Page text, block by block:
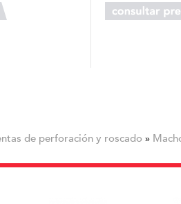
de perforación y roscado »